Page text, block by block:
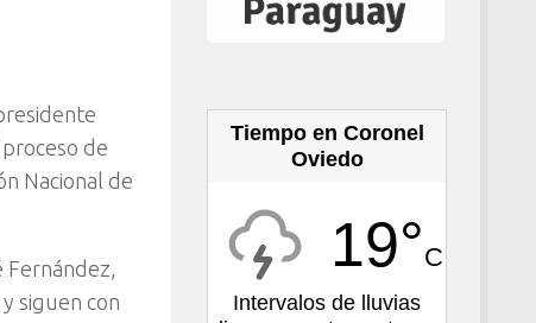
de
Nacional de
Fernández,
siguen con
Tiempo en Coronel
Oviedo
19°C
Intervalos de lluvias